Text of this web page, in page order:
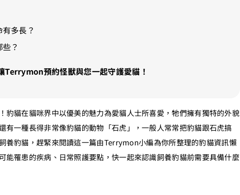
多長？
？
Terrymon預約怪獸與您一起守護愛貓！
豹貓在貓咪界中以優美的魅力為愛貓人士所喜愛，牠們擁有獨特的外貌
有一種長得非常像豹貓的動物「石虎」，一般人常常把豹貓跟石虎搞
養豹貓，趕緊來閱讀這一篇由Terrymon小編為你所整理的豹貓資訊懶
能罹患的疾病、日常照護要點，快一起來認識飼養豹貓前需要具備什麼